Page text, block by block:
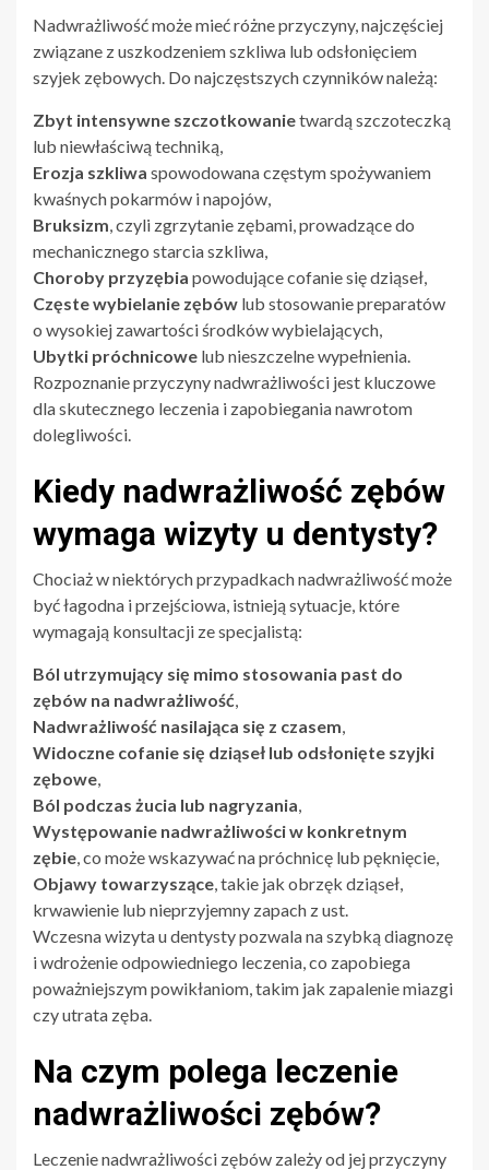
Nadwrażliwość może mieć różne przyczyny, najczęściej
związane z uszkodzeniem szkliwa lub odsłonięciem
szyjek zębowych. Do najczęstszych czynników należą:
Zbyt intensywne szczotkowanietwardą szczoteczką
lub niewłaściwą techniką,
Erozja szkliwa spowodowana częstym spożywaniem
kwaśnych pokarmów i napojów,
Bruksizm, czyli zgrzytanie zębami, prowadzące do
mechanicznego starcia szkliwa,
Choroby przyzębia powodujące cofanie się dziąseł,
Częste wybielanie zębów lub stosowanie preparatów
o wysokiej zawartości środków wybielających,
Ubytki próchnicowe lub nieszczelne wypełnienia.
Rozpoznanie przyczyny nadwrażliwości jest kluczowe
dla skutecznego leczenia i zapobiegania nawrotom
dolegliwości.
Kiedy nadwrażliwość zębów
wymaga wizyty u dentysty?
Chociaż w niektórych przypadkach nadwrażliwość może
być łagodna i przejściowa, istnieją sytuacje, które
wymagają konsultacji ze specjalistą:
Ból utrzymujący się mimo stosowania past do
zębów na nadwrażliwość,
Nadwrażliwość nasilająca się z czasem,
Widoczne cofanie się dziąseł lub odsłonięte szyjki
zębowe,
Ból podczas żucia lub nagryzania,
Występowanie nadwrażliwości w konkretnym
zębie, co może wskazywać na próchnicę lub pęknięcie,
Objawy towarzyszące, takie jak obrzęk dziąseł,
krwawienie lub nieprzyjemny zapach z ust.
Wczesna wizyta u dentysty pozwala na szybką diagnozę
i wdrożenie odpowiedniego leczenia, co zapobiega
poważniejszym powikłaniom, takim jak zapalenie miazgi
czy utrata zęba.
Na czym polega leczenie
nadwrażliwości zębów?
Leczenie nadwrażliwości zębów zależy od jej przyczyny